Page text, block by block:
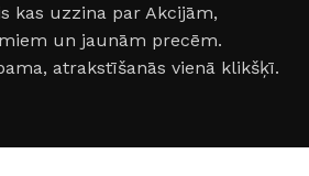
kas uzzina par Akcijām,
un jaunām precēm.
atrakstīšanās vienā klikšķī.